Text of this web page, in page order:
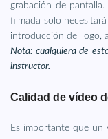
grabación de
filmada solo
introducción del logo,
Nota: cualquiera de
instructor.
Calidad de vídeo
Es importante que un